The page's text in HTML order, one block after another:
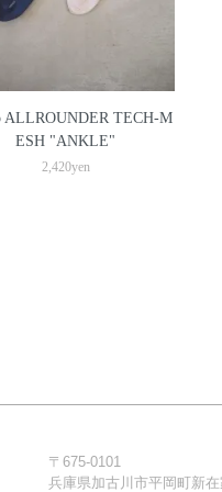
ALLROUNDER TECH-M
ESH "ANKLE"
2,420yen
〒675-0101
兵庫県加古川市平岡町新